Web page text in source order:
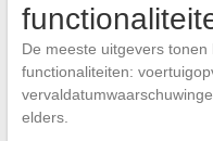
De meeste uitgevers
functionaliteiten:
elders.